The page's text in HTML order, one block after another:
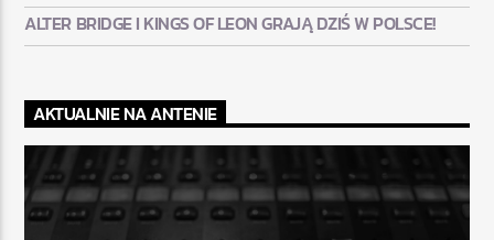
ALTER BRIDGE I KINGS OF LEON GRAJĄ DZIŚ W POLSCE!
AKTUALNIE NA ANTENIE